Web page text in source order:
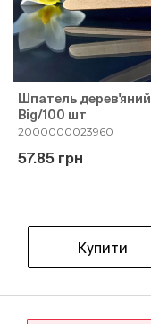
Шпатель дерев'яний
Big/100 шт
2000000023960
57.85 грн
Купити